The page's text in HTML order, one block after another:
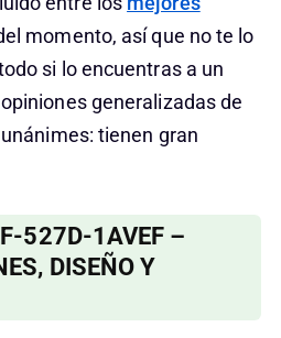
momento, así que no te lo
si lo encuentras a un
generalizadas de
tienen gran
527D-1AVEF –
DISEÑO Y